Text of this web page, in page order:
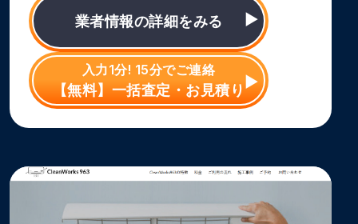
業者情報の詳細をみる
入力1分! 15分でご連絡
【無料】一括査定・お見積り